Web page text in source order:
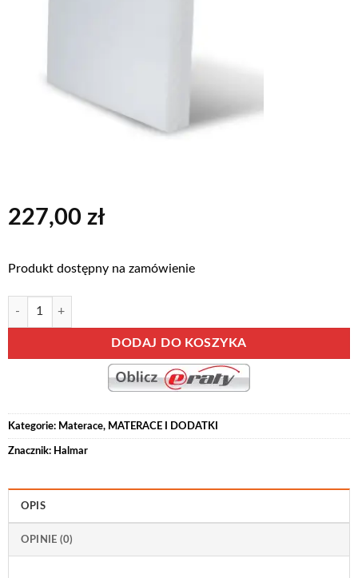
227,00 zł
Produkt dostępny na zamówienie
ilość MATERAC TURYN
DODAJ DO KOSZYKA
Alternative:
Kategorie: Materace, MATERACE I DODATKI
Znacznik: Halmar
OPIS
OPINIE (0)